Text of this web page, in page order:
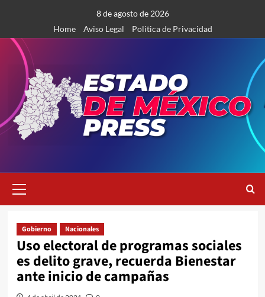
contenido
8 de agosto de 2026
Home
Aviso Legal Politica de Privacidad
primario
Gobierno Nacionales
Uso electoral de programas sociales
es delito grave, recuerda Bienestar
ante inicio de campañas